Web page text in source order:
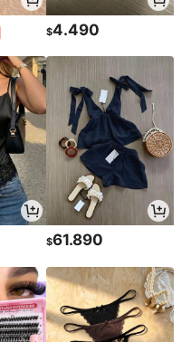
$4.490
$61.890